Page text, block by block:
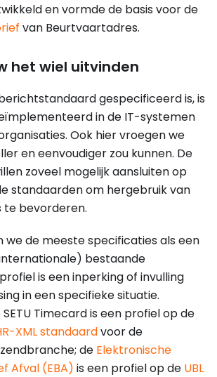
en vormde de basis voor de
van Beurtvaartadres.
het wiel uitvinden
gespecificeerd is, is
in de IT-systemen
Ook hier vroegen we
en eenvoudiger zou kunnen. De
zoveel mogelijk aansluiten op
standaarden om hergebruik van
bevorderen.
we de meeste specificaties als een
bestaande
is een inperking of invulling
in een specifieke situatie.
Timecard is een profiel op de
XML standaardvoor de
de Elektronische
Afval (EBA) is een profiel op de UBL